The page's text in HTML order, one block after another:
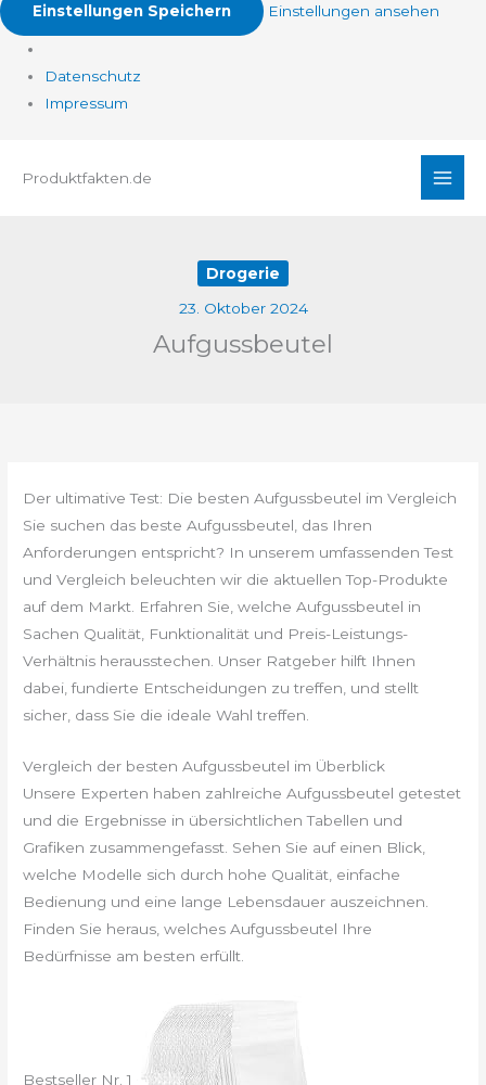
Einstellungen Speichern Einstellungen ansehen
Datenschutz
Impressum
InhaltProduktfakten.de
Drogerie
23. Oktober 2024
Aufgussbeutel
Der ultimative Test: Die besten Aufgussbeutel im Vergleich
Sie suchen das beste Aufgussbeutel, das Ihren
Anforderungen entspricht? In unserem umfassenden Test
und Vergleich beleuchten wir die aktuellen Top-Produkte
auf dem Markt. Erfahren Sie, welche Aufgussbeutel in
Sachen Qualität, Funktionalität und Preis-Leistungs-
Verhältnis herausstechen. Unser Ratgeber hilft Ihnen
dabei, fundierte Entscheidungen zu treffen, und stellt
sicher, dass Sie die ideale Wahl treffen.
Vergleich der besten Aufgussbeutel im Überblick
Unsere Experten haben zahlreiche Aufgussbeutel getestet
und die Ergebnisse in übersichtlichen Tabellen und
Grafiken zusammengefasst. Sehen Sie auf einen Blick,
welche Modelle sich durch hohe Qualität, einfache
Bedienung und eine lange Lebensdauer auszeichnen.
Finden Sie heraus, welches Aufgussbeutel Ihre
Bedürfnisse am besten erfüllt.
Bestseller Nr. 1